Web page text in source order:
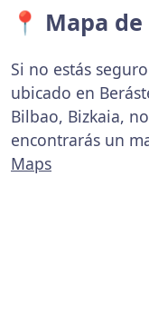
📍 Mapa
Si no estás
ubicado en
Bilbao, Bizkaia,
encontrarás un
Maps